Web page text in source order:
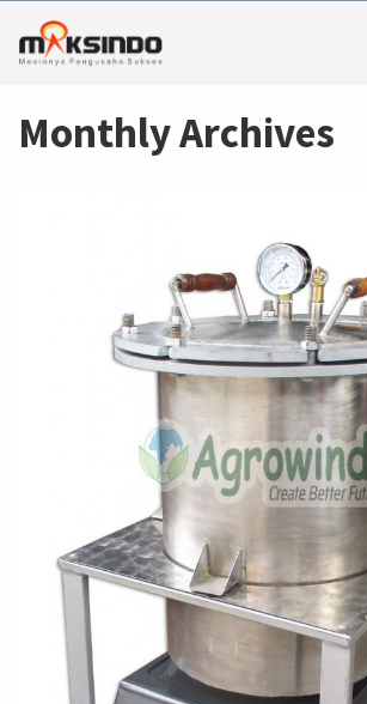
Monthly Archives